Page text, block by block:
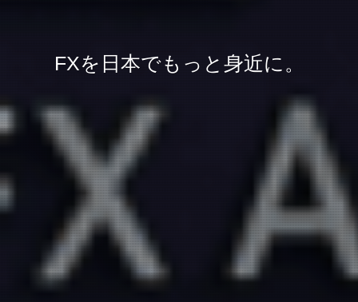
FXを日本でもっと身近に。